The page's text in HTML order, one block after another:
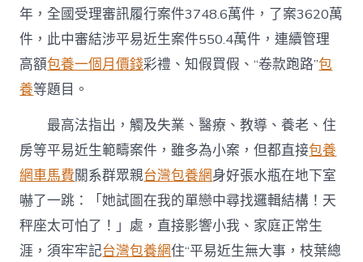
快
判
快
執〉
年，全國受理審訊履行案件3748.6萬件，了案3620萬
件，此中審結涉平易近生案件550.4萬件，連續管理
高額包養一個月價錢彩禮、知假買假、“卷款跑路”包
養等題目。
最高法指出，觸及失業、醫療、教導、養老、住
房等平易近生範疇案件，雖多為小案，但都直接包養
網車馬費關系群眾親台灣包養網身好張水瓶在地下室
嚇了一跳：「她試圖在我的單戀中尋找邏輯結構！天
秤座太可怕了！」處，直接影響小我、家庭正常生
涯，須牢牢記台灣包養網住“平易近生無大事，枝葉總